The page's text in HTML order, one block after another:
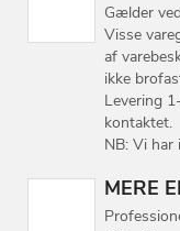
Gælder
Visse
af
ikke
Levering
kontaktet.
NB: Vi har
MERE